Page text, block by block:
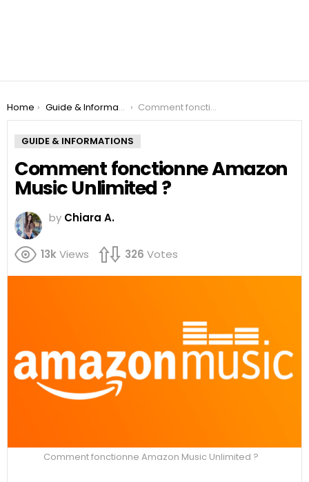
You are here:
Home Guide & Informations Comment fonctionne Amazon Music Unlimited ?
GUIDE & INFORMATIONS
Comment fonctionne Amazon
Music Unlimited ?
by Chiara A.
13kViews 326 Votes
Comment fonctionne Amazon Music Unlimited ?